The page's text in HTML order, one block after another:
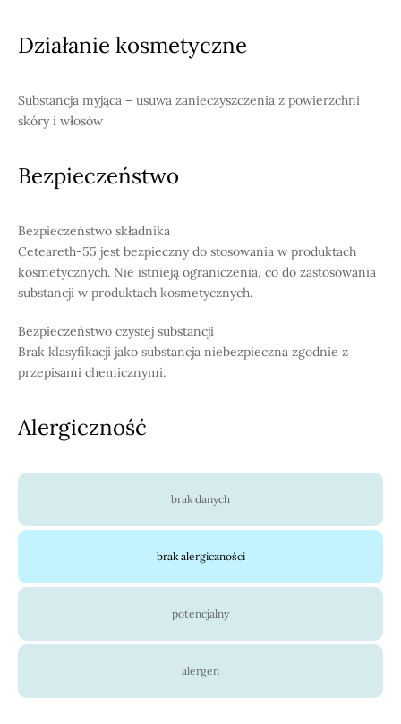
Działanie kosmetyczne
Substancja myjąca – usuwa zanieczyszczenia z powierzchni
skóry i włosów
Bezpieczeństwo
Bezpieczeństwo składnika
Ceteareth-55 jest bezpieczny do stosowania w produktach
kosmetycznych. Nie istnieją ograniczenia, co do zastosowania
substancji w produktach kosmetycznych.
Bezpieczeństwo czystej substancji
Brak klasyfikacji jako substancja niebezpieczna zgodnie z
przepisami chemicznymi.
Alergiczność
brak danych
brak alergiczności
potencjalny
alergen